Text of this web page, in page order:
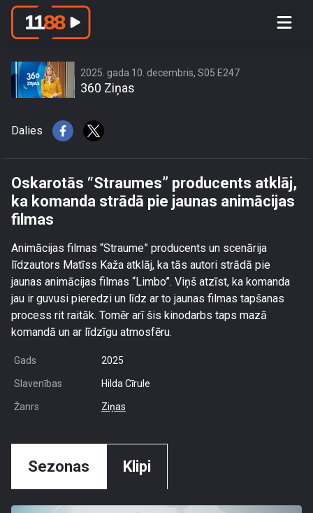
Oskarotās “Straumes” producents
2025. gada 10. decembris, S05 E247
360 Ziņas
Dalies
Oskarotās “Straumes” producents atklāj,
ka komanda strādā pie jaunas animācijas
filmas
Animācijas filmas “Straume” producents un scenārija
līdzautors Matīss Kaža atklāj, ka tās autori strādā pie
jaunas animācijas filmas “Limbo”. Viņš atzīst, ka komanda
jau ir guvusi pieredzi un līdz ar to jaunas filmas tapšanas
process rit raitāk. Tomēr arī šis kinodarbs taps mazā
komandā un ar līdzīgu atmosfēru.
Gads 2025
Slavenības Hilda Cīrule
Žanrs Ziņas
Sezonas Klipi